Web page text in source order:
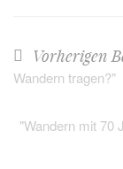
Vorherigen
Wandern tragen?"
"Wandern mit 70